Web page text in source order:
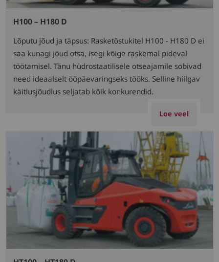
H100 – H180 D
Lõputu jõud ja täpsus: Rasketõstukitel H100 - H180 D ei
saa kunagi jõud otsa, isegi kõige raskemal pideval
töötamisel. Tänu hüdrostaatilisele otseajamile sobivad
need ideaalselt ööpäevaringseks tööks. Selline hiilgav
käitlusjõudlus seljatab kõik konkurendid.
Loe veel